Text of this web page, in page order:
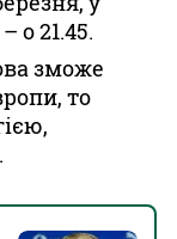
о 21.45.
зможе
то